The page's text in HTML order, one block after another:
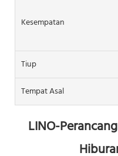
Kesempatan
Tiup
Tempat Asal
LINO-